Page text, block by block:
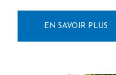
EN SAVOIR PLUS